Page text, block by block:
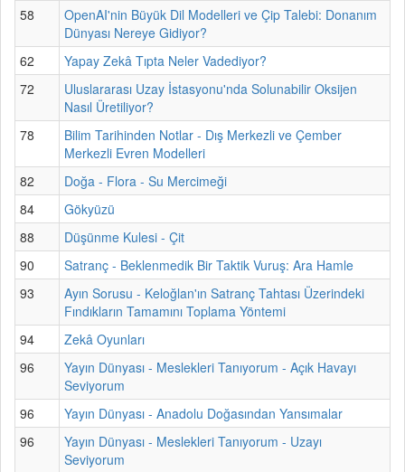
58
OpenAI'nin Büyük Dil Modelleri ve Çip Talebi: Donanım
Dünyası Nereye Gidiyor?
62
Yapay Zekâ Tıpta Neler Vadediyor?
72
Uluslararası Uzay İstasyonu'nda Solunabilir Oksijen
Nasıl Üretiliyor?
78
Bilim Tarihinden Notlar - Dış Merkezli ve Çember
Merkezli Evren Modelleri
82
Doğa - Flora - Su Mercimeği
84
Gökyüzü
88
Düşünme Kulesi - Çit
90
Satranç - Beklenmedik Bir Taktik Vuruş: Ara Hamle
93
Ayın Sorusu - Keloğlan'ın Satranç Tahtası Üzerindeki
Fındıkların Tamamını Toplama Yöntemi
94
Zekâ Oyunları
96
Yayın Dünyası - Meslekleri Tanıyorum - Açık Havayı
Seviyorum
96
Yayın Dünyası - Anadolu Doğasından Yansımalar
96
Yayın Dünyası - Meslekleri Tanıyorum - Uzayı
Seviyorum